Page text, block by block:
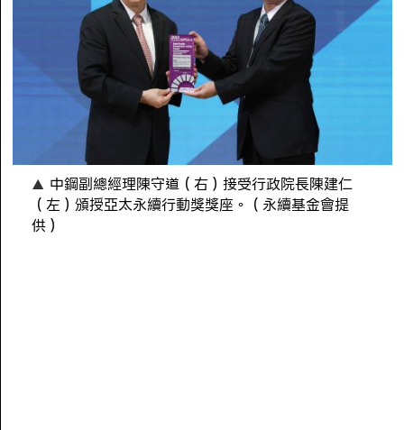
中鋼副總經理陳守道（右）接受行政院長陳建仁
（左）頒授亞太永續行動獎獎座。（永續基金會提
供）